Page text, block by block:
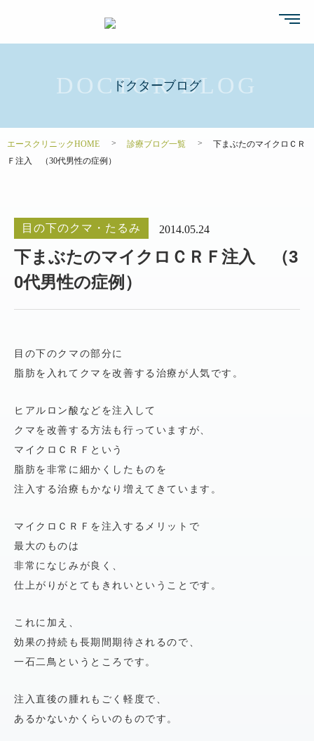
ドクターブログ
エースクリニックHOME 診療ブログ一覧
下まぶたのマイクロＣＲ
Ｆ注入 （30代男性の症例）
目の下のクマ・たるみ 2014.05.24
下まぶたのマイクロＣＲＦ注入 （3
0代男性の症例）
目の下のクマの部分に
脂肪を入れてクマを改善する治療が人気です。
ヒアルロン酸などを注入して
クマを改善する方法も行っていますが、
マイクロＣＲＦという
脂肪を非常に細かくしたものを
注入する治療もかなり増えてきています。
マイクロＣＲＦを注入するメリットで
最大のものは
非常になじみが良く、
仕上がりがとてもきれいということです。
これに加え、
効果の持続も長期間期待されるので、
一石二鳥というところです。
注入直後の腫れもごく軽度で、
あるかないかくらいのものです。